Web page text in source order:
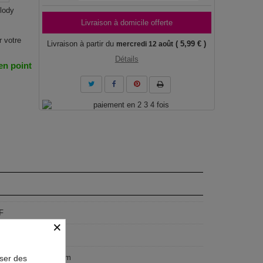
votre
point
Livraison à domicile offerte
Livraison à partir du mercredi 12 août ( 5,99 € )
Détails
cm, 100x50 cm
×
des